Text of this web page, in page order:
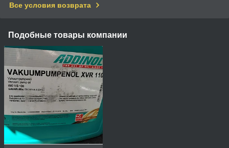
Все условия возврата
Подобные товары компании